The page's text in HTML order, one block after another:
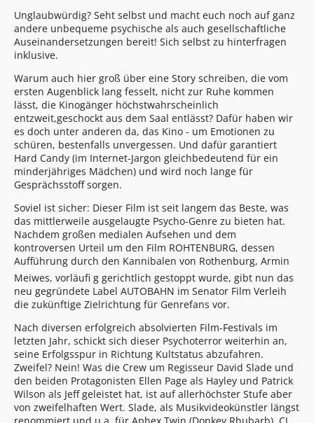
Unglaubwürdig? Seht selbst und macht euch noch auf ganz
andere unbequeme psychische als auch gesellschaftliche
Auseinandersetzungen bereit! Sich selbst zu hinterfragen
inklusive.
Warum auch hier groß über eine Story schreiben, die vom
ersten Augenblick lang fesselt, nicht zur Ruhe kommen
lässt, die Kinogänger höchstwahrscheinlich
entzweit,geschockt aus dem Saal entlässt? Dafür haben wir
es doch unter anderen da, das Kino - um Emotionen zu
schüren, bestenfalls unvergessen. Und dafür garantiert
Hard Candy (im Internet-Jargon gleichbedeutend für ein
minderjähriges Mädchen) und wird noch lange für
Gesprächsstoff sorgen.
Soviel ist sicher: Dieser Film ist seit langem das Beste, was
das mittlerweile ausgelaugte Psycho-Genre zu bieten hat.
Nachdem großen medialen Aufsehen und dem
kontroversen Urteil um den Film ROHTENBURG, dessen
Aufführung durch den Kannibalen von Rothenburg, Armin
Meiwes, vorläufi g gerichtlich gestoppt wurde, gibt nun das
neu gegründete Label AUTOBAHN im Senator Film Verleih
die zukünftige Zielrichtung für Genrefans vor.
Nach diversen erfolgreich absolvierten Film-Festivals im
letzten Jahr, schickt sich dieser Psychoterror weiterhin an,
seine Erfolgsspur in Richtung Kultstatus abzufahren.
Zweifel? Nein! Was die Crew um Regisseur David Slade und
den beiden Protagonisten Ellen Page als Hayley und Patrick
Wilson als Jeff geleistet hat, ist auf allerhöchster Stufe aber
von zweifelhaften Wert. Slade, als Musikvideokünstler längst